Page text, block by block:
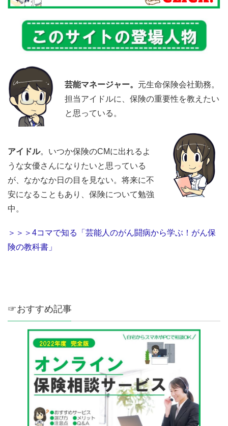
芸能マネージャー。 元生命保険会社勤務。
担当アイドルに、保険の重要性を教えたい
と思っている。
アイドル。いつか保険のCMに出れるよ
うな女優さんになりたいと思っている
が、なかなか日の目を見ない。将来に不
安になることもあり、保険について勉強
中。
＞＞＞4コマで知る「芸能人のがん闘病から学ぶ！がん保
険の教科書」
☞おすすめ記事